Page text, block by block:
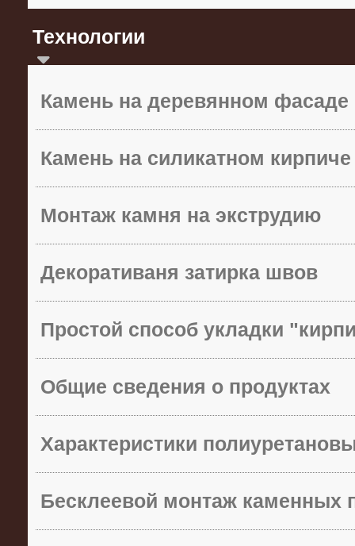
Технологии
Камень на деревянном фасаде
Камень на силикатном кирпиче
Монтаж камня на экструдию
Декоративаня затирка швов
Простой способ укладки
Общие сведения о продуктах
Характеристики
Бесклеевой монтаж каменных